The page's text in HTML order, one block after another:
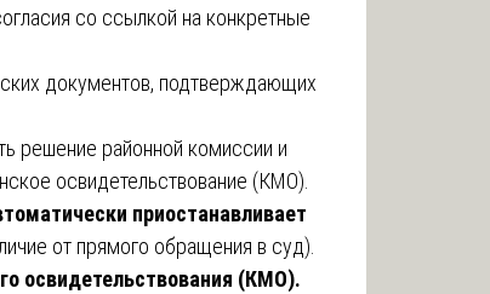
со ссылкой на конкретные
документов, подтверждающих
решение районной комиссии и
освидетельствование (КМО).
приостанавливает
от прямого обращения в суд).
освидетельствования (КМО).